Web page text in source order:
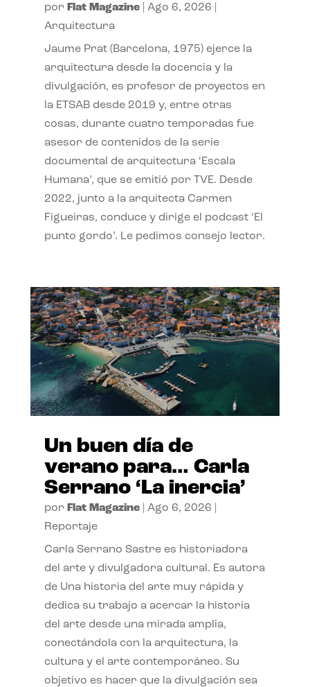
por Flat Magazine| Ago 6, 2026
Arquitectura
Jaume Prat (Barcelona, 1975) ejerce la
arquitectura desde la docencia y la
divulgación, es profesor de proyectos en
la ETSAB desde 2019 y, entre otras
cosas, durante cuatro temporadas fue
asesor de contenidos de la serie
documental de arquitectura ‘Escala
Humana’, que se emitió por TVE. Desde
2022, junto a la arquitecta Carmen
Figueiras, conduce y dirige el podcast ‘El
punto gordo’. Le pedimos consejo lector.
Un buen día de
verano para… Carla
Serrano ‘La inercia’
por Flat Magazine| Ago 6, 2026
Reportaje
Carla Serrano Sastre es historiadora
del arte y divulgadora cultural. Es autora
de Una historia del arte muy rápida y
dedica su trabajo a acercar la historia
del arte desde una mirada amplia,
conectándola con la arquitectura, la
cultura y el arte contemporáneo. Su
objetivo es hacer que la divulgación sea